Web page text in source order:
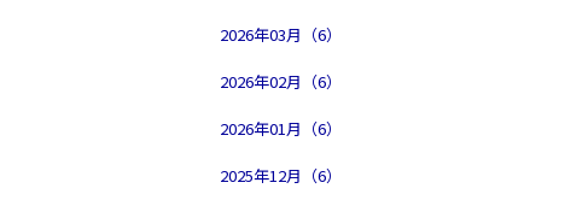
2026年03月（6）
2026年02月（6）
2026年01月（6）
2025年12月（6）